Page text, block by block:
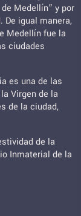
Medellín” y por
De igual manera,
Medellín fue la
ciudades
es una de las
Virgen de la
de la ciudad,
de la
Inmaterial de la